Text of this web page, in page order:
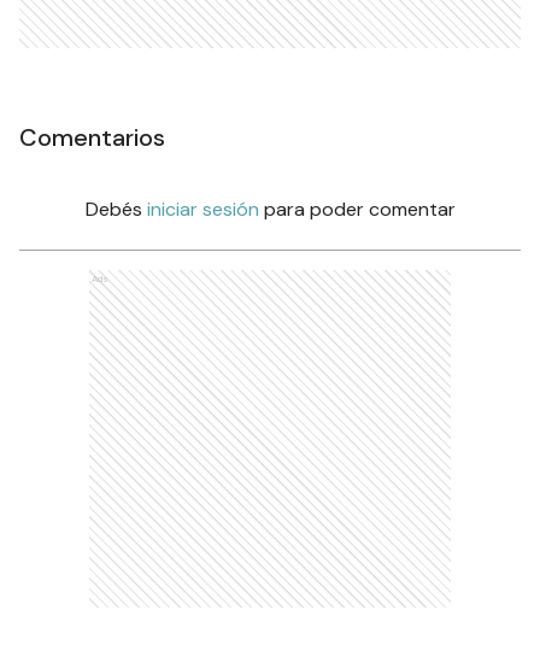
Comentarios
Debés iniciar sesión para poder comentar
Ads